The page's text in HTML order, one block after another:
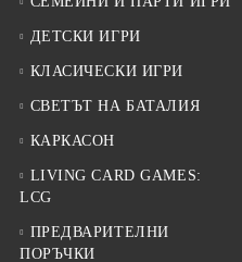
ДЕТСКИ ИГРИ
КЛАСИЧЕСКИ ИГРИ
СВЕТЪТ НА БАТАЛИЯ
КАРКАСОН
LIVING CARD GAMES:
LCG
ПРЕДВАРИТЕЛНИ
ПОРЪЧКИ